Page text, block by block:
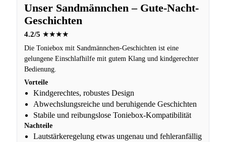
Unser Sandmännchen – Gute-Nacht-
Geschichten
4.2/5 ★★★★
Die Toniebox mit Sandmännchen-Geschichten ist eine
gelungene Einschlafhilfe mit gutem Klang und kindgerechter
Bedienung.
Vorteile
Kindgerechtes, robustes Design
Abwechslungsreiche und beruhigende Geschichten
Stabile und reibungslose Toniebox-Kompatibilität
Nachteile
Lautstärkeregelung etwas ungenau und fehleranfällig